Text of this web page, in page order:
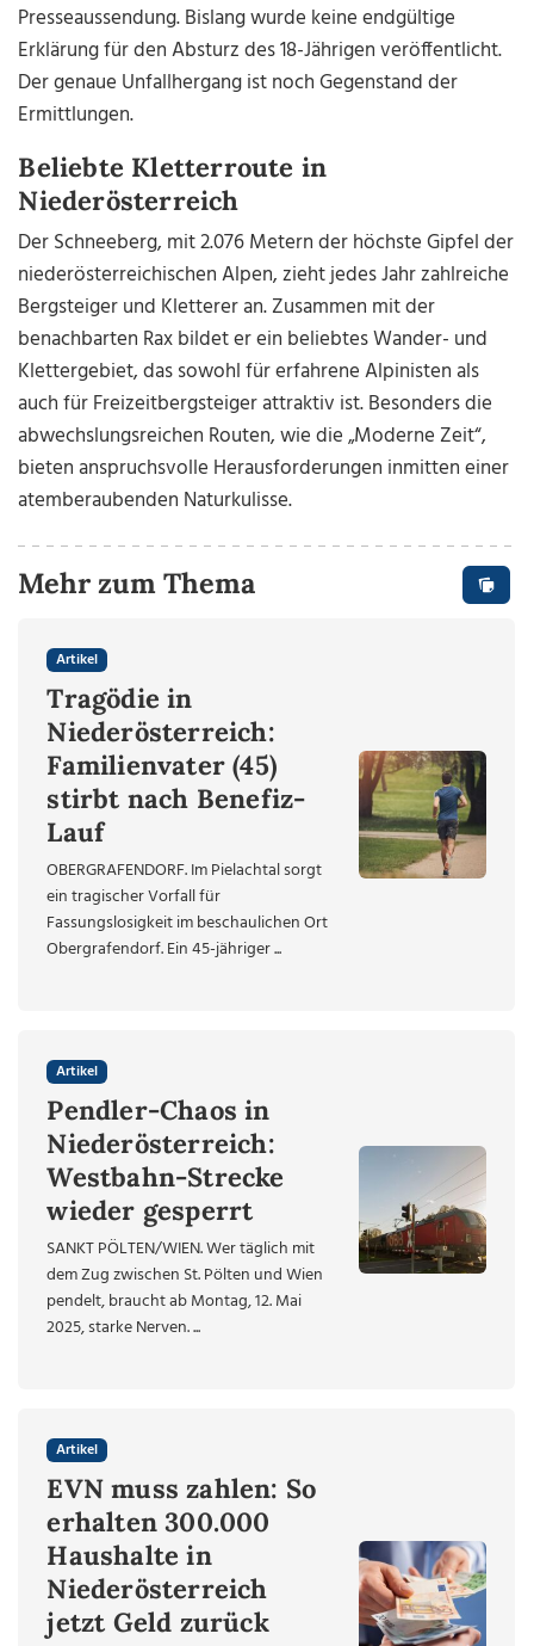
Presseaussendung. Bislang wurde keine endgültige
Erklärung für den Absturz des 18-Jährigen veröffentlicht.
Der genaue Unfallhergang ist noch Gegenstand der
Ermittlungen.
Beliebte Kletterroute in
Niederösterreich
Der Schneeberg, mit 2.076 Metern der höchste Gipfel der
niederösterreichischen Alpen, zieht jedes Jahr zahlreiche
Bergsteiger und Kletterer an. Zusammen mit der
benachbarten Rax bildet er ein beliebtes Wander- und
Klettergebiet, das sowohl für erfahrene Alpinisten als
auch für Freizeitbergsteiger attraktiv ist. Besonders die
abwechslungsreichen Routen, wie die „Moderne Zeit“,
bieten anspruchsvolle Herausforderungen inmitten einer
atemberaubenden Naturkulisse.
Mehr zum Thema
Artikel
Tragödie in
Niederösterreich:
Familienvater (45)
stirbt nach Benefiz-
Lauf
OBERGRAFENDORF. Im Pielachtal sorgt
ein tragischer Vorfall für
Fassungslosigkeit im beschaulichen Ort
Obergrafendorf. Ein 45-jähriger ...
Artikel
Pendler-Chaos in
Niederösterreich:
Westbahn-Strecke
wieder gesperrt
SANKT PÖLTEN/WIEN. Wer täglich mit
dem Zug zwischen St. Pölten und Wien
pendelt, braucht ab Montag, 12. Mai
2025, starke Nerven. ...
Artikel
EVN muss zahlen: So
erhalten 300.000
Haushalte in
Niederösterreich
jetzt Geld zurück